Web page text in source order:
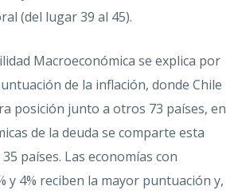
(del lugar 39 al 45).
Macroeconómica se explica por
de la inflación, donde Chile
posición junto a otros 73 países, en
de la deuda se comparte esta
países. Las economías con
y 4% reciben la mayor puntuación y,